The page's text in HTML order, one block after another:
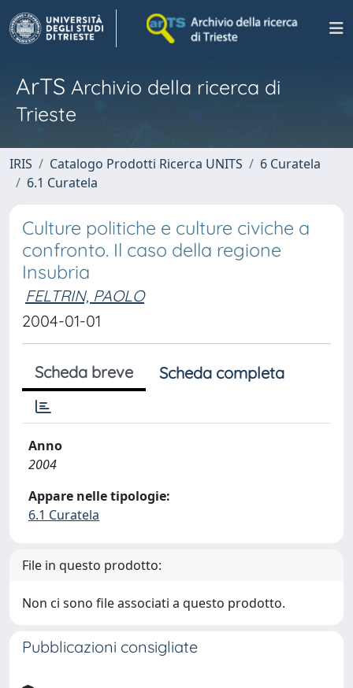
ArTS Archivio della ricerca di
Trieste
IRIS Catalogo Prodotti Ricerca UNITS
6 Curatela
6.1 Curatela
Culture politiche e culture civiche a
confronto. Il caso della regione
Insubria
FELTRIN, PAOLO
2004-01-01
Scheda breve Scheda completa
Anno
2004
Appare nelle tipologie:
6.1 Curatela
File in questo prodotto:
Non ci sono file associati a questo prodotto.
Pubblicazioni consigliate